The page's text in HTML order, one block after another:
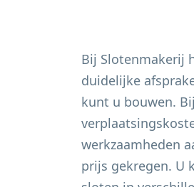
Bij Slotenmakerij
duidelijke
kunt u bouwen.
werkzaamheden
prijs gekregen. U